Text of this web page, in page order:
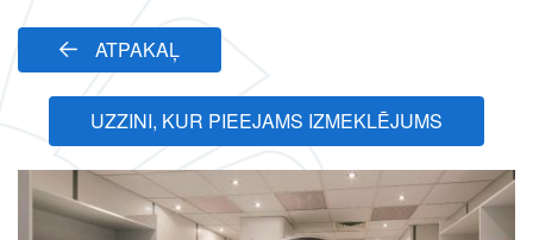
ATPAKAĻ
UZZINI, KUR PIEEJAMS IZMEKLĒJUMS